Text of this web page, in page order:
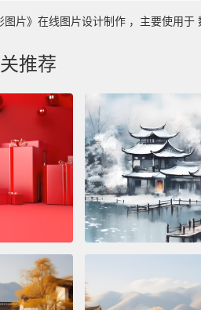
片》在线图片设计制作 ，主要使用
推荐